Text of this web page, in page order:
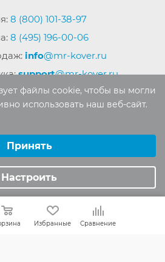
8 (800) 101-38-97
8 (495) 196-00-06
info@mr-kover.ru
support@mr-kover.ru
защищены. Воспроизведение
без письменного разрешения
запрещено.
Избранные Сравнение
файлы cookie, чтобы вы могли
использовать наш веб-сайт.
Принять
Настроить